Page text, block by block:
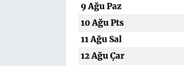
9 Ağu Paz
10 Ağu Pts
11 Ağu Sal
12 Ağu Çar